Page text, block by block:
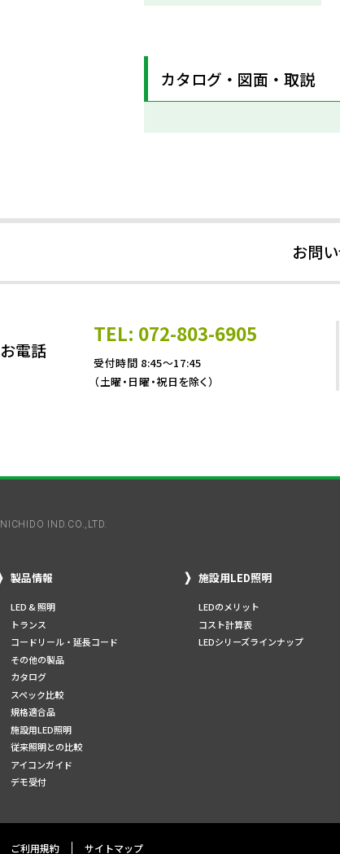
カタログ・図面・取説
お問
お電話
TEL: 072-803-6905
受付時間 8:45～17:45
（土曜・日曜・祝日を除く）
NICHIDO IND.CO.,LTD.
製品情報
LED & 照明
トランス
コードリール・延長コード
その他の製品
カタログ
スペック比較
規格適合品
施設用LED照明
従来照明との比較
アイコンガイド
デモ受付
施設用LED照明
LEDのメリット
コスト計算表
LEDシリーズラインナップ
ご利用規約 サイトマップ